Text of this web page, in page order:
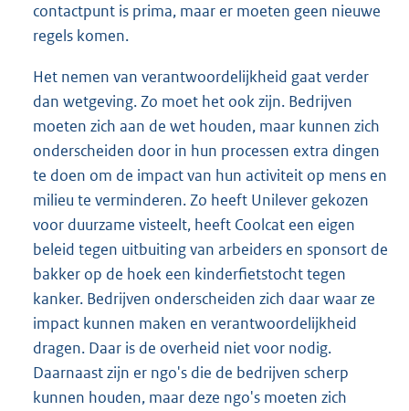
contactpunt is prima, maar er moeten geen nieuwe
regels komen.
Het nemen van verantwoordelijkheid gaat verder
dan wetgeving. Zo moet het ook zijn. Bedrijven
moeten zich aan de wet houden, maar kunnen zich
onderscheiden door in hun processen extra dingen
te doen om de impact van hun activiteit op mens en
milieu te verminderen. Zo heeft Unilever gekozen
voor duurzame visteelt, heeft Coolcat een eigen
beleid tegen uitbuiting van arbeiders en sponsort de
bakker op de hoek een kinderfietstocht tegen
kanker. Bedrijven onderscheiden zich daar waar ze
impact kunnen maken en verantwoordelijkheid
dragen. Daar is de overheid niet voor nodig.
Daarnaast zijn er ngo's die de bedrijven scherp
kunnen houden, maar deze ngo's moeten zich